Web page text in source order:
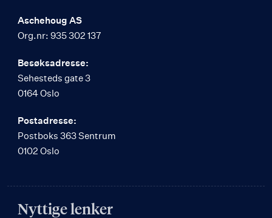
Aschehoug AS
Org.nr: 935 302 137
Besøksadresse:
Sehesteds gate 3
0164 Oslo
Postadresse:
Postboks 363 Sentrum
0102 Oslo
Nyttige lenker